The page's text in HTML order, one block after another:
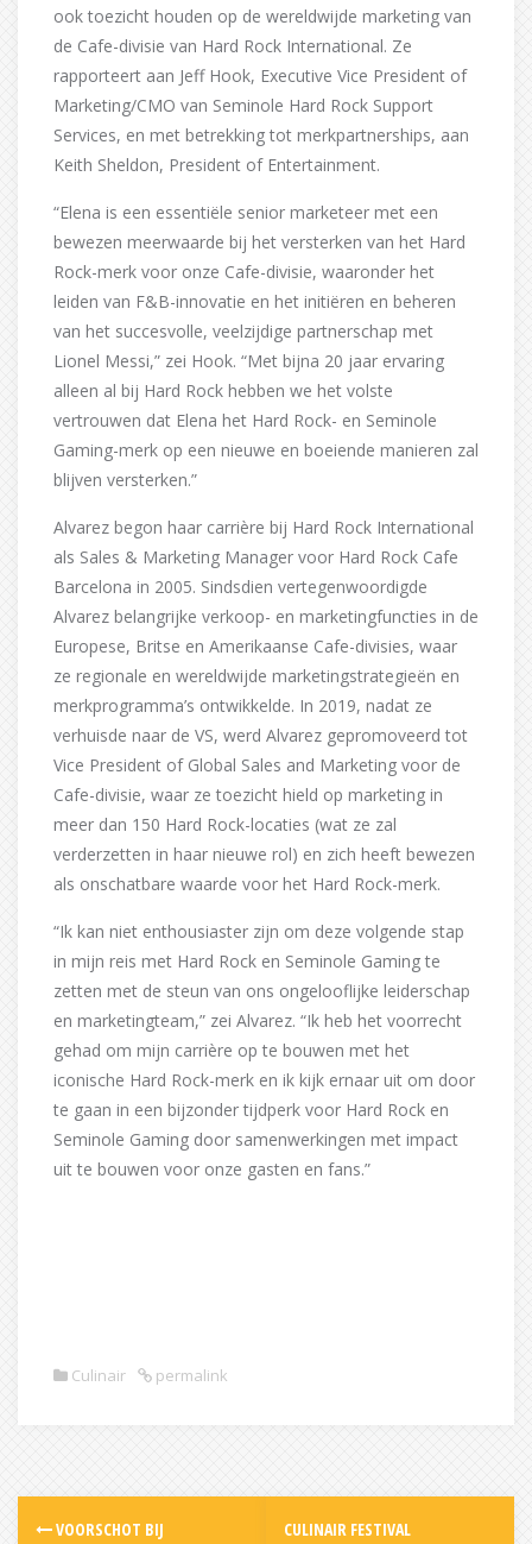
ook toezicht houden op de wereldwijde marketing van
de Cafe-divisie van Hard Rock International. Ze
rapporteert aan Jeff Hook, Executive Vice President of
Marketing/CMO van Seminole Hard Rock Support
Services, en met betrekking tot merkpartnerships, aan
Keith Sheldon, President of Entertainment.
“Elena is een essentiële senior marketeer met een
bewezen meerwaarde bij het versterken van het Hard
Rock-merk voor onze Cafe-divisie, waaronder het
leiden van F&B-innovatie en het initiëren en beheren
van het succesvolle, veelzijdige partnerschap met
Lionel Messi,” zei Hook. “Met bijna 20 jaar ervaring
alleen al bij Hard Rock hebben we het volste
vertrouwen dat Elena het Hard Rock- en Seminole
Gaming-merk op een nieuwe en boeiende manieren zal
blijven versterken.”
Alvarez begon haar carrière bij Hard Rock International
als Sales & Marketing Manager voor Hard Rock Cafe
Barcelona in 2005. Sindsdien vertegenwoordigde
Alvarez belangrijke verkoop- en marketingfuncties in de
Europese, Britse en Amerikaanse Cafe-divisies, waar
ze regionale en wereldwijde marketingstrategieën en
merkprogramma’s ontwikkelde. In 2019, nadat ze
verhuisde naar de VS, werd Alvarez gepromoveerd tot
Vice President of Global Sales and Marketing voor de
Cafe-divisie, waar ze toezicht hield op marketing in
meer dan 150 Hard Rock-locaties (wat ze zal
verderzetten in haar nieuwe rol) en zich heeft bewezen
als onschatbare waarde voor het Hard Rock-merk.
“Ik kan niet enthousiaster zijn om deze volgende stap
in mijn reis met Hard Rock en Seminole Gaming te
zetten met de steun van ons ongelooflijke leiderschap
en marketingteam,” zei Alvarez. “Ik heb het voorrecht
gehad om mijn carrière op te bouwen met het
iconische Hard Rock-merk en ik kijk ernaar uit om door
te gaan in een bijzonder tijdperk voor Hard Rock en
Seminole Gaming door samenwerkingen met impact
uit te bouwen voor onze gasten en fans.”
Culinair permalink
Post
VOORSCHOT BIJ CULINAIR FESTIVAL